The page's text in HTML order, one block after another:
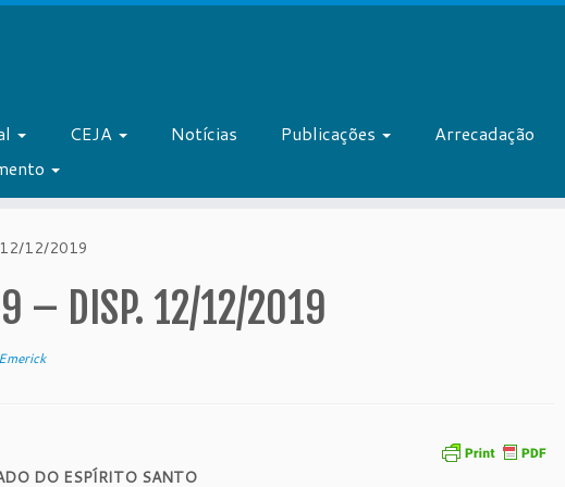
CEJA Notícias Publicações Arrecadação
12/12/2019
– DISP. 12/12/2019
DO ESPÍRITO SANTO